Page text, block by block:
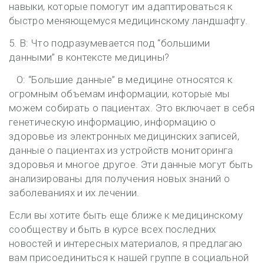
навыки, которые помогут им адаптироваться к
быстро меняющемуся медицинскому ландшафту.
5. В: Что подразумевается под “большими
данными” в контексте медицины?
О: “Большие данные” в медицине относятся к
огромным объемам информации, которые мы
можем собирать о пациентах. Это включает в себя
генетическую информацию, информацию о
здоровье из электронных медицинских записей,
данные о пациентах из устройств мониторинга
здоровья и многое другое. Эти данные могут быть
анализированы для получения новых знаний о
заболеваниях и их лечении.
Если вы хотите быть еще ближе к медицинскому
сообществу и быть в курсе всех последних
новостей и интересных материалов, я предлагаю
вам присоединиться к нашей группе в социальной